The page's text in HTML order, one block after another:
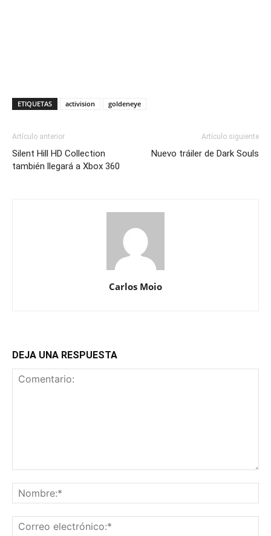
ETIQUETAS activision goldeneye
Artículo anterior
Silent Hill HD Collection
también llegará a Xbox 360
Artículo siguiente
Nuevo tráiler de Dark Souls
Carlos Moio
DEJA UNA RESPUESTA